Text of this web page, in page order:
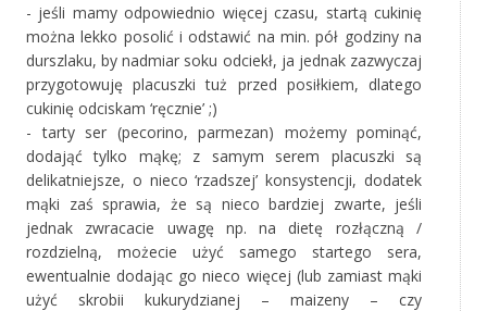
- jeśli mamy odpowiednio więcej czasu, startą cukinię
można lekko posolić i odstawić na min. pół godziny na
durszlaku, by nadmiar soku odciekł, ja jednak zazwyczaj
przygotowuję placuszki tuż przed posiłkiem, dlatego
cukinię odciskam ‘ręcznie’ ;)
- tarty ser (pecorino, parmezan) możemy pominąć,
dodająć tylko mąkę; z samym serem placuszki są
delikatniejsze, o nieco ‘rzadszej’ konsystencji, dodatek
mąki zaś sprawia, że są nieco bardziej zwarte, jeśli
jednak zwracacie uwagę np. na dietę rozłączną /
rozdzielną, możecie użyć samego startego sera,
ewentualnie dodając go nieco więcej (lub zamiast mąki
użyć skrobii kukurydzianej – maizeny – czy